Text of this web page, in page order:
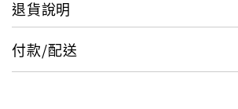
。
在我們這個複雜的時代，「邪惡」這
退流行了。由於它沒有給藉口、辯解
間，因此不難理解這個字讓人們感到
退貨說明
付款/配送